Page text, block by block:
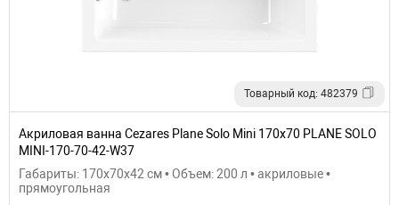
Товарный код: 482379
Акриловая ванна Cezares Plane Solo Mini 170x70 PLANE SOLO
MINI-170-70-42-W37
Габариты: 170x70x42 см • Объем: 200 л • акриловые •
прямоугольная